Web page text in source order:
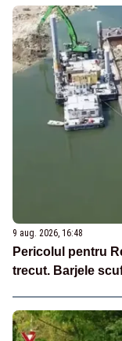
9 aug. 2026, 16:48
Pericolul pentru
trecut. Barjele